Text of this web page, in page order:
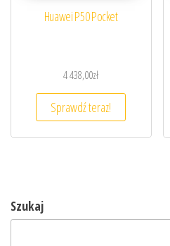
Huawei P50 Pocket
4 438,00zł
Sprawdź teraz!
Szukaj